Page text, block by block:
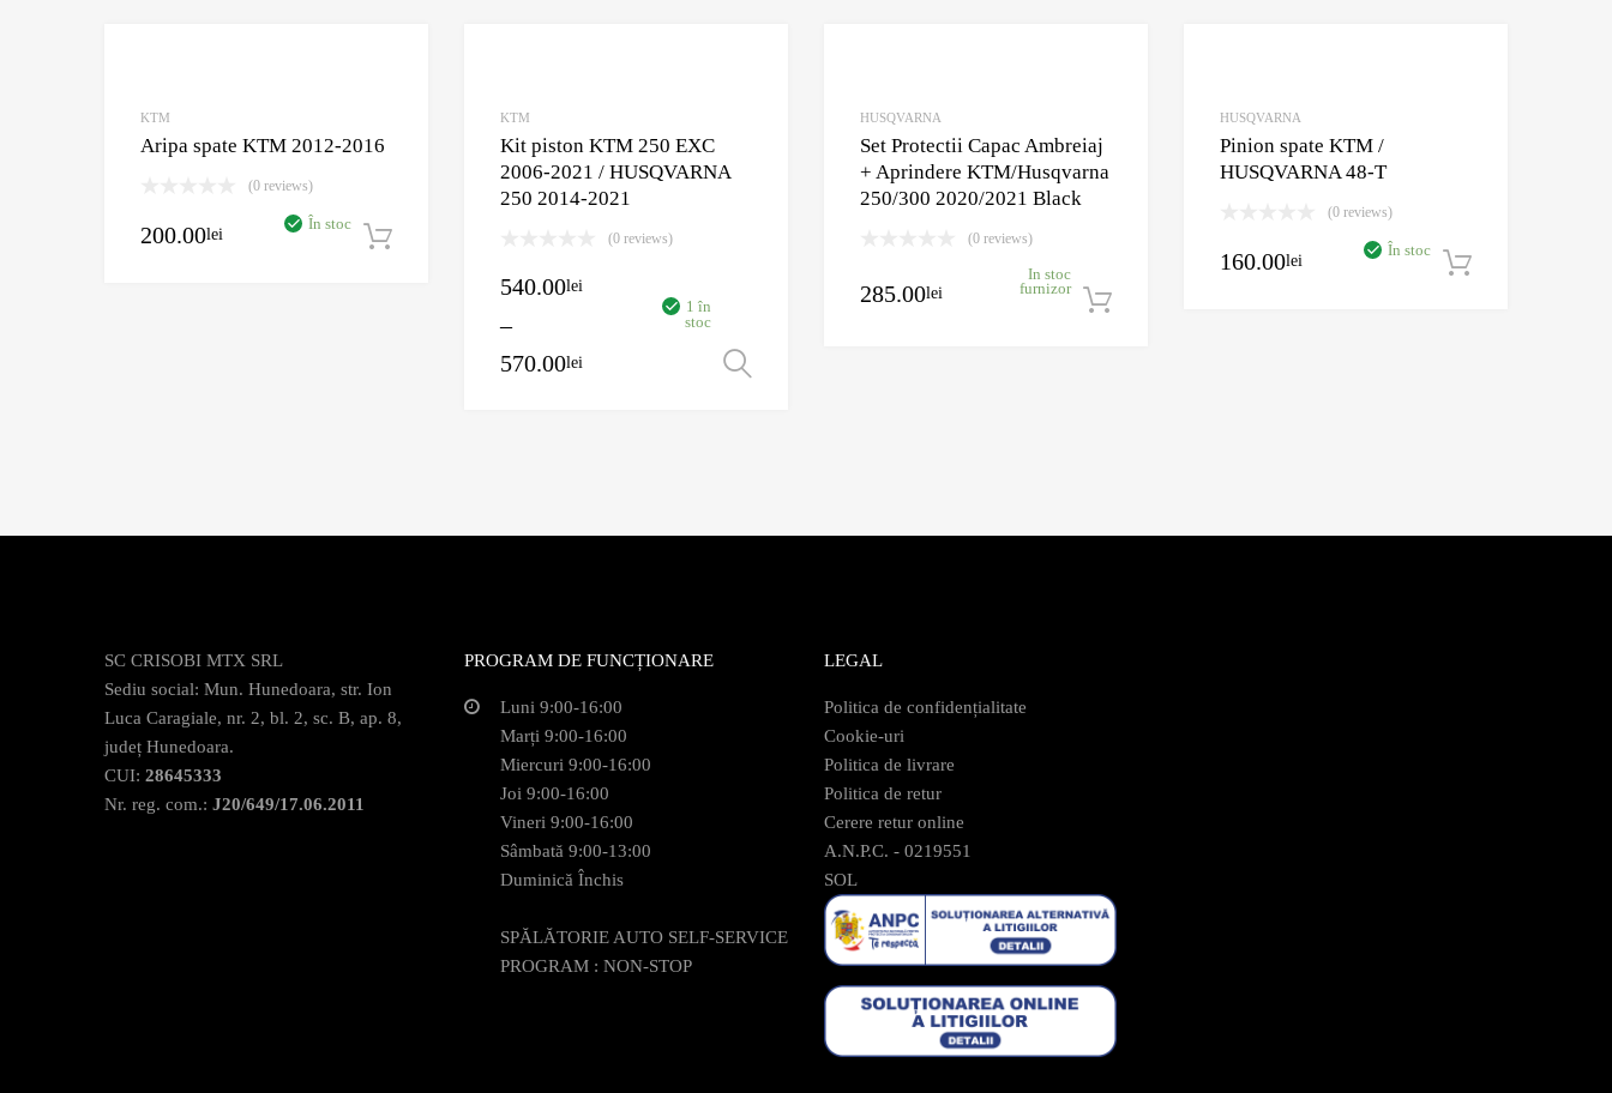
KTM
Aripa spate KTM 2012-2016
(0 reviews)
200.00lei
În stoc
KTM
Kit piston KTM 250 EXC
2006-2021 / HUSQVARNA
250 2014-2021
(0 reviews)
540.00lei
–
570.00lei
1 în
stoc
HUSQVARNA
Set Protectii Capac Ambreiaj
+ Aprindere KTM/Husqvarna
250/300 2020/2021 Black
(0 reviews)
285.00lei
In stoc
furnizor
HUSQVARNA
Pinion spate KTM /
HUSQVARNA 48-T
(0 reviews)
160.00lei
În stoc
SC CRISOBI MTX SRL
Sediu social: Mun. Hunedoara, str. Ion
Luca Caragiale, nr. 2, bl. 2, sc. B, ap. 8,
județ Hunedoara.
CUI: 28645333
Nr. reg. com.: J20/649/17.06.2011
PROGRAM DE FUNCȚIONARE
Luni 9:00-16:00
Marți 9:00-16:00
Miercuri 9:00-16:00
Joi 9:00-16:00
Vineri 9:00-16:00
Sâmbată 9:00-13:00
Duminică Închis
SPĂLĂTORIE AUTO SELF-SERVICE
PROGRAM : NON-STOP
LEGAL
Politica de confidențialitate
Cookie-uri
Politica de livrare
Politica de retur
Cerere retur online
A.N.P.C. - 0219551
SOL